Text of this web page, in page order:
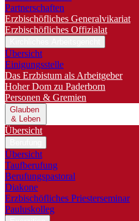
Partnerschaften
Erzbischöfliches Generalvikariat
Erzbischöfliches Offizialat
Übersicht
Einigungsstelle
Das Erzbistum als Arbeitgeber
Hoher Dom zu Paderborn
Personen & Gremien
Glauben
& Leben
Übersicht
Übersicht
Taufberufung
Berufungspastoral
Diakone
Erzbischöfliches Priesterseminar
Pauluskolleg